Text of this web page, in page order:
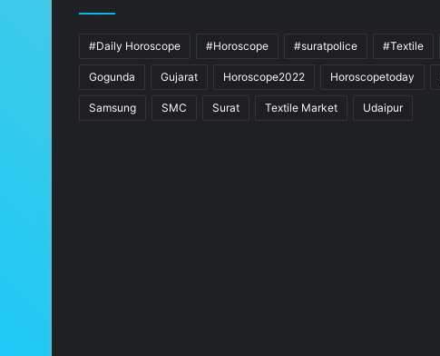
#Daily Horoscope #Horoscope #suratpolice #Textile
Gogunda Gujarat Horoscope2022 Horoscopetoday
Samsung SMC Surat Textile Market Udaipur